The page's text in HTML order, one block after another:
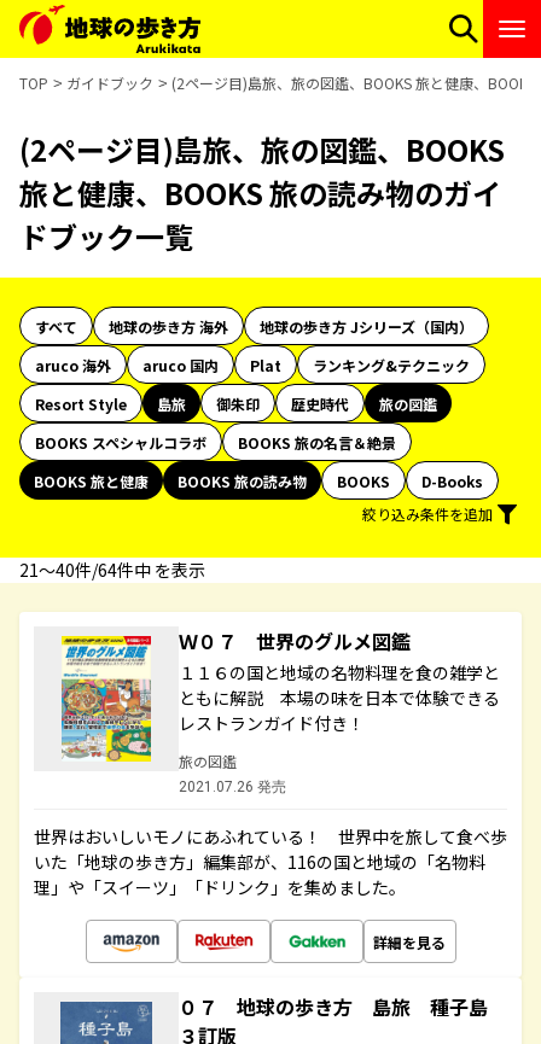
TOP ガイドブック (2ページ目)島旅、旅の図鑑、BOOKS 旅と健康、
(2ページ目)島旅、旅の図鑑、BOOKS
旅と健康、BOOKS 旅の読み物のガイ
ドブック一覧
すべて 地球の歩き方 海外
地球の歩き方 Jシリーズ（国内）
aruco 海外
aruco 国内 Plat
ランキング&テクニック
Resort Style
島旅 御朱印 歴史時代
旅の図鑑
BOOKS スペシャルコラボ
BOOKS 旅の名言＆絶景
BOOKS 旅と健康
BOOKS 旅の読み物 BOOKS
D-Books
絞り込み条件を追加
21〜40件/64件中 を表示
Ｗ０７ 世界のグルメ図鑑
１１６の国と地域の名物料理を食の雑学と
ともに解説 本場の味を日本で体験できる
レストランガイド付き！
旅の図鑑
2021.07.26 発売
世界はおいしいモノにあふれている！ 世界中を旅して食べ歩
いた「地球の歩き方」編集部が、116の国と地域の「名物料
理」や「スイーツ」「ドリンク」を集めました。
詳細を見る
０７ 地球の歩き方 島旅 種子島
３訂版